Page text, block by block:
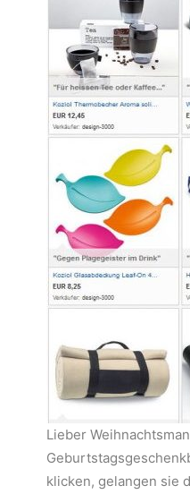
Lieber
klicken, gelangen sie